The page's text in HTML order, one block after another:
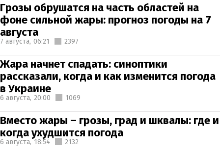
Грозы обрушатся на часть областей на
фоне сильной жары: прогноз погоды на 7
августа
7 августа, 06:21 2397
Жара начнет спадать: синоптики
рассказали, когда и как изменится погода
в Украине
6 августа, 20:00 1069
Вместо жары – грозы, град и шквалы: где и
когда ухудшится погода
6 августа, 18:54 2132